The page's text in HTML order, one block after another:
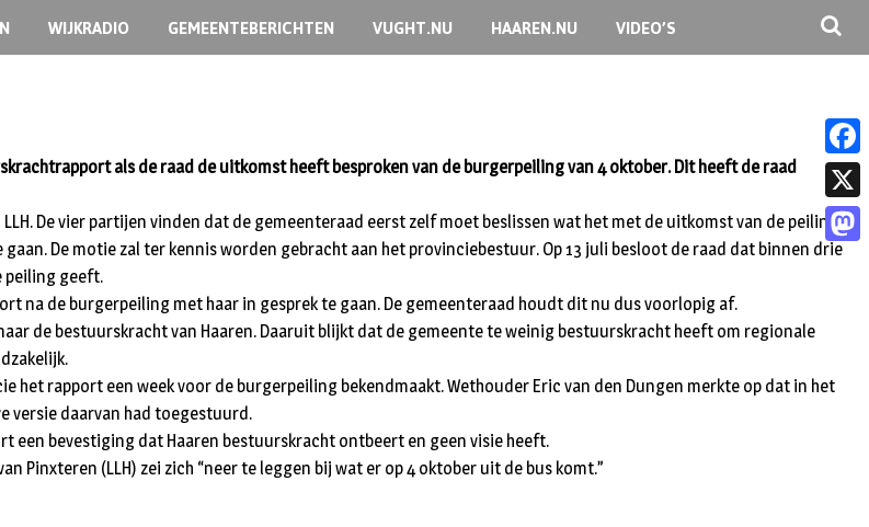
WIJKRADIO GEMEENTEBERICHTEN VUGHT.NU HAAREN.NU VIDEO’S
als de raad de uitkomst heeft besproken van de burgerpeiling van 4 oktober. Dit heeft de raad
De vier partijen vinden dat de gemeenteraad eerst zelf moet beslissen wat het met de uitkomst van de peiling
De motie zal ter kennis worden gebracht aan het provinciebestuur. Op 13 juli besloot de raad dat binnen drie
peiling geeft.
na de burgerpeiling met haar in gesprek te gaan. De gemeenteraad houdt dit nu dus voorlopig af.
de bestuurskracht van Haaren. Daaruit blijkt dat de gemeente te weinig bestuurskracht heeft om regionale
het rapport een week voor de burgerpeiling bekendmaakt. Wethouder Eric van den Dungen merkte op dat in het
versie daarvan had toegestuurd.
een bevestiging dat Haaren bestuurskracht ontbeert en geen visie heeft.
Pinxteren (LLH) zei zich “neer te leggen bij wat er op 4 oktober uit de bus komt.”
F
a
c
o
X
M
o